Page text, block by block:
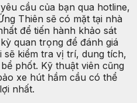
cầu của bạn qua hotline,
Thiên sẽ có mặt tại nhà
để tiến hành khảo sát
quan trọng để đánh giá
kiểm tra vị trí, dung tích,
phốt. Kỹ thuật viên cũng
xe hút hầm cầu có thể
nhất.